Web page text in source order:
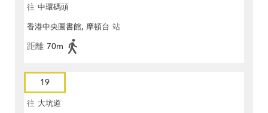
往 中環碼頭
香港中央圖書館, 摩頓台 站
距離 70m
19
往 大坑道